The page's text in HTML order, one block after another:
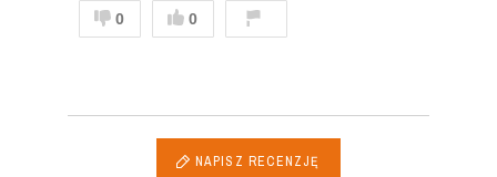
0 0
NAPISZ RECENZJĘ